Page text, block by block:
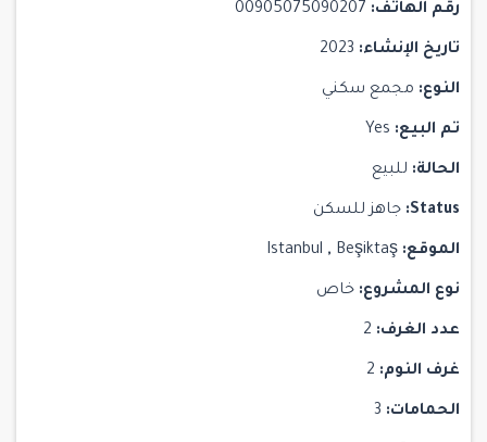
رقم الهاتف:
تاريخ الإنشاء:
النوع: مجمع سكني
تم البيع:
الحالة:
Status: جاهز للسكن
الموقع: Istanbul , Beşiktaş
نوع المشروع: خاص
عدد الغرف:
غرف النوم:
الحمامات: